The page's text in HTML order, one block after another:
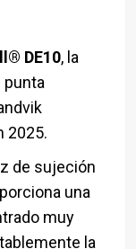
DE10, la
punta
2025.
de sujeción
una
muy
la